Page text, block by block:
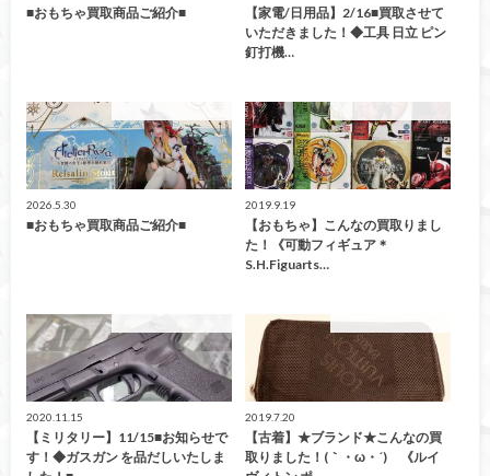
■おもちゃ買取商品ご紹介■
【家電/日用品】2/16■買取させて
いただきました！◆工具 日立 ピン
釘打機…
2026.5.30
■おもちゃ買取商品ご紹介■
2019.9.19
【おもちゃ】こんなの買取りまし
た！《可動フィギュア＊
S.H.Figuarts…
2020.11.15
【ミリタリー】11/15■お知らせで
す！◆ガスガン を品だしいたしま
2019.7.20
【古着】★ブランド★こんなの買
取りました！(｀・ω・´)ゞ《ルイ